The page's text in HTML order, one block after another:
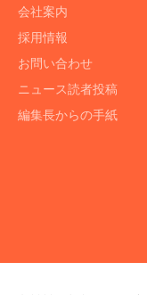
会社案内
採用情報
お問い合わせ
ニュース読者投稿
編集長からの手紙